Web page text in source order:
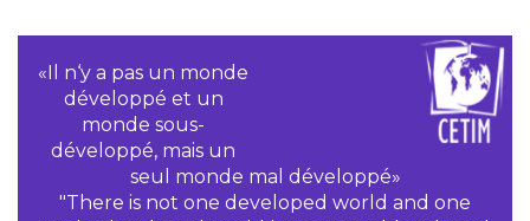
«Il n‘y a pas un monde
développé et un
monde sous-
développé, mais un
seul monde mal développé»
"There is not one developed world and one